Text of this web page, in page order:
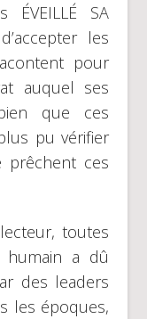
ÉVEILLÉ SA
les
pour
auquel ses
que ces
pu vérifier
prêchent ces
toutes
humain a dû
des leaders
les époques,